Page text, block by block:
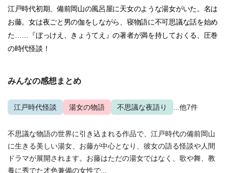
江戸時代初期、備前岡山の風呂屋に天女のような湯女がいた。名は
お藤。女は夜ごと男の伽をしながら、寝物語に不可思議な話を始め
た……『ぼっけえ、きょうてえ』の著者が満を持しておくる、圧巻
の時代怪談！
みんなの感想まとめ
江戸時代怪談 湯女の物語 不思議な夜語り ...他7件
不思議な物語の世界に引き込まれる作品で、江戸時代の備前岡山
に生きる美しい湯女、お藤が中心となり、彼女の語る怪談や人間
ドラマが展開されます。お藤はただの湯女ではなく、歌や舞、教
養に秀でた才色兼備の女性で...